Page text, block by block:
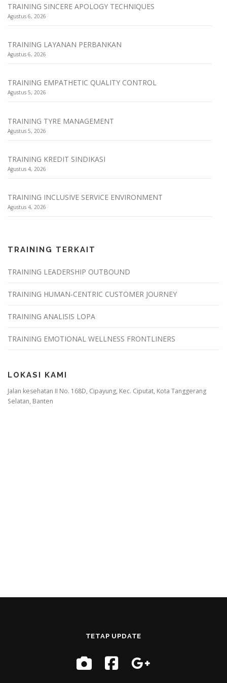
TRAINING SINCERE APOLOGY TECHNIQUES
Agustus 6, 2026
TRAINING LAYANAN PERBANKAN
Agustus 6, 2026
TRAINING EMPATHETIC QUALITY CONTROL
Agustus 5, 2026
TRAINING TYRE MANAGEMENT
Agustus 5, 2026
TRAINING KREDIT SINDIKASI
Agustus 4, 2026
TRAINING INCLUSIVE SERVICE ENVIRONMENT
Agustus 4, 2026
TRAINING TERKAIT
TRAINING LEADERSHIP OUTBOUND
TRAINING HUMAN-CENTRIC CUSTOMER JOURNEY
TRAINING ANALISIS LOPA
TRAINING EMOTIONAL WELLNESS FRONTLINERS
LOKASI KAMI
Jalan kesehatan II No. 168D, Cipayung, Kec. Ciputat, Kota Tanggerang
Selatan, Banten
TETAP UPDATE